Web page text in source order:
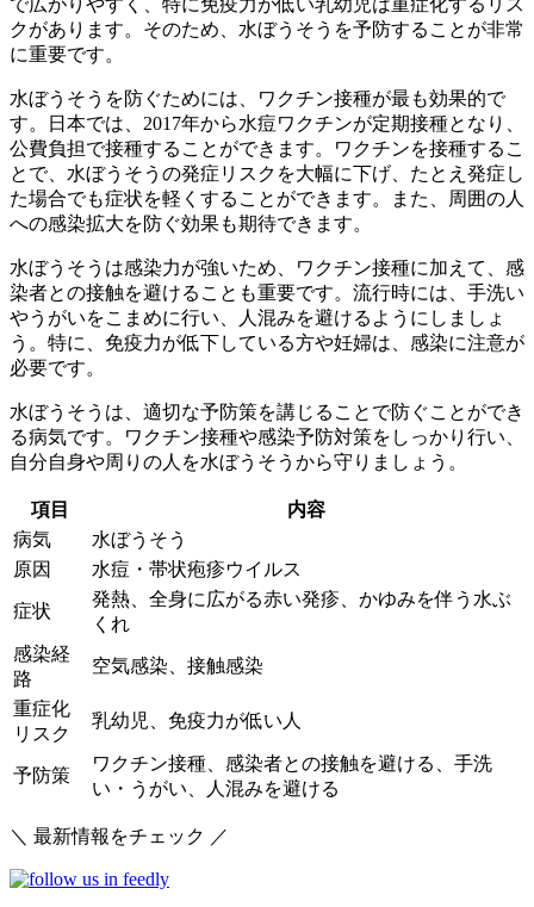
クがあります。そのため、水ぼうそうを予防することが非常
に重要です。
水ぼうそうを防ぐためには、 ワクチン接種が最も効果的で
す。日本では、2017年から水痘ワクチンが定期接種となり、
公費負担で接種することができます。ワクチンを接種するこ
とで、水ぼうそうの発症リスクを大幅に下げ、たとえ発症し
た場合でも症状を軽くすることができます。また、周囲の人
への感染拡大を防ぐ効果も期待できます。
水ぼうそうは感染力が強いため、ワクチン接種に加えて、 感
染者との接触を避ける ことも重要です。流行時には、手洗い
やうがいをこまめに行い、人混みを避けるようにしましょ
う。特に、免疫力が低下している方や妊婦は、感染に注意が
必要です。
水ぼうそうは、適切な予防策を講じることで防ぐことができ
る病気です。ワクチン接種や感染予防対策をしっかり行い、
自分自身や周りの人を水ぼうそうから守りましょう。
項目
内容
病気
水ぼうそう
原因
水痘・帯状疱疹ウイルス
症状
発熱、全身に広がる赤い発疹、かゆみを伴う水ぶ
くれ
感染経
路
空気感染、接触感染
重症化
リスク
乳幼児、免疫力が低い人
予防策
ワクチン接種、感染者との接触を避ける、手洗
い・うがい、人混みを避ける
＼ 最新情報をチェック ／